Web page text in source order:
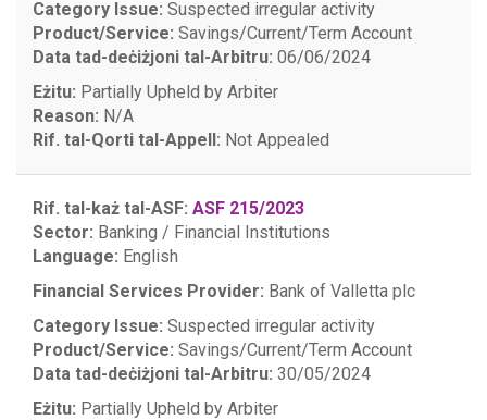
Category Issue: Suspected irregular activity
Product/Service: Savings/Current/Term Account
Data tad-deċiżjoni tal-Arbitru: 06/06/2024
Eżitu: Partially Upheld by Arbiter
Reason: N/A
Rif. tal-Qorti tal-Appell: Not Appealed
Rif. tal-każ tal-ASF: ASF 215/2023
Sector: Banking / Financial Institutions
Language: English
Financial Services Provider: Bank of Valletta plc
Category Issue: Suspected irregular activity
Product/Service: Savings/Current/Term Account
Data tad-deċiżjoni tal-Arbitru: 30/05/2024
Eżitu: Partially Upheld by Arbiter